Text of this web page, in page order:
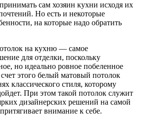
сам хозяин кухни исходя их
Но есть и некоторые
на которые надо обратить
на кухню — самое
для отделки, поскольку
но идеально ровное побеленное
этого белый матовый потолок
классического стиля, которому
При этом такой потолок служит
дизайнерских решений на самой
внимание к себе.